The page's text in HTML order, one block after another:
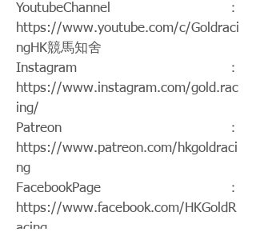
YoutubeChannel：
https://www.youtube.com/c/Goldraci
ngHK競馬知舍
Instagram：
https://www.instagram.com/gold.rac
ing/
Patreon：
https://www.patreon.com/hkgoldraci
ng
FacebookPage：
https://www.facebook.com/HKGoldR
acing